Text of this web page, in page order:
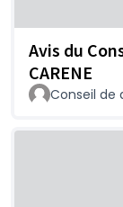
Avis du
CARENE
Conseil de